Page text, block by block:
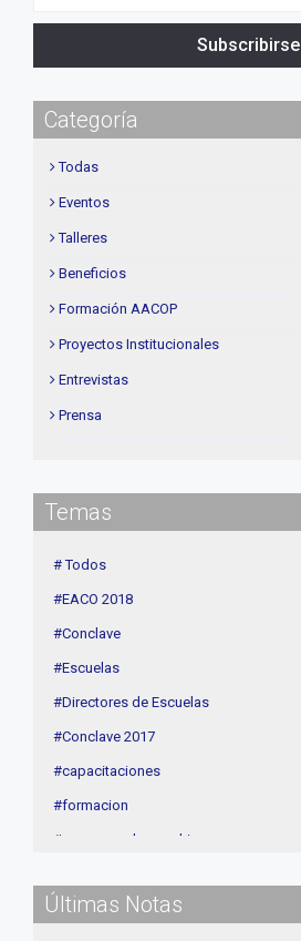
Subscribirse
Categoría
Todas
Eventos
Talleres
Beneficios
Formación AACOP
Proyectos Institucionales
Entrevistas
Prensa
Contenidos de Interés
Cuota
Agenda
Linea Sociedad
Temas
# Todos
#EACO 2018
#Conclave
#Escuelas
#Directores de Escuelas
#Conclave 2017
#capacitaciones
#formacion
#procesos de coaching
#Actividades
Últimas Notas